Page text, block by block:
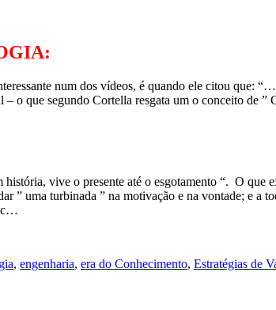
num dos vídeos, é quando ele citou que:
o que segundo Cortella resgata um o conceito de
vive o presente até o esgotamento “. O
” uma turbinada ” na motivação e na vontade; e a
, engenharia, era do Conhecimento, Estratégias de